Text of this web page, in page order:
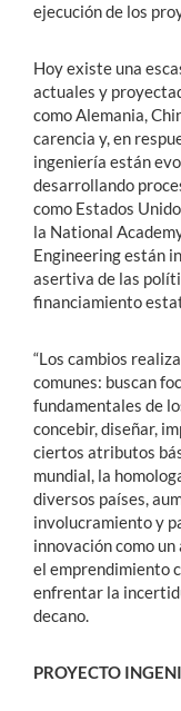
ejecución de los
Hoy existe una
actuales y
como Alemania,
carencia y, en
ingeniería están
desarrollando
como Estados
la National
Engineering están
asertiva de las
financiamiento
“Los cambios
comunes: buscan
fundamentales de
concebir, diseñar,
ciertos atributos
mundial, la
diversos países,
involucramiento y
innovación como
el emprendimiento
enfrentar la
decano.
PROYECTO